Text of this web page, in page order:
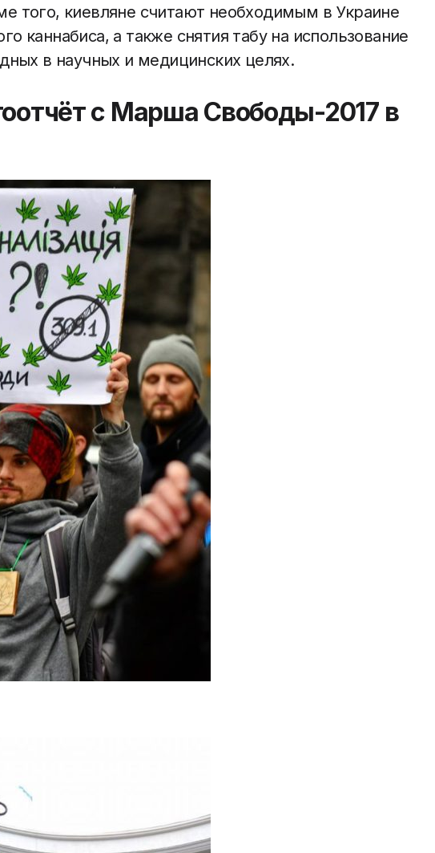
того, киевляне считают необходимым в Украине
каннабиса, а также снятия табу на использование
в научных и медицинских целях.
с Марша Свободы-2017 в